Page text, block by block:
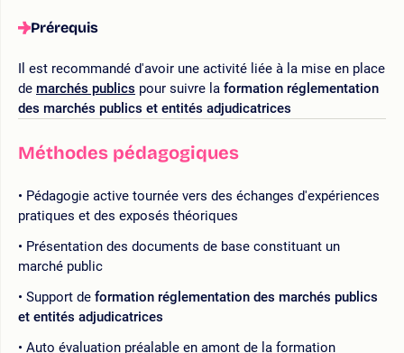
Prérequis
Il est recommandé d'avoir une activité liée à la mise en place
de marchés publics pour suivre la formation réglementation
des marchés publics et entités adjudicatrices
Méthodes pédagogiques
Pédagogie active tournée vers des échanges d'expériences
pratiques et des exposés théoriques
Présentation des documents de base constituant un
marché public
Support de formation réglementation des marchés publics
et entités adjudicatrices
Auto évaluation préalable en amont de la formation